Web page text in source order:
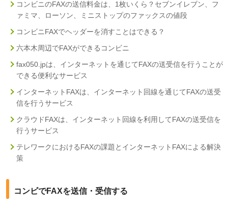
コンビニのFAXの送信料金は、1枚いくら？セブンイレブン、フ
ァミマ、ローソン、ミニストップのファックスの値段
コンビニFAXでヘッダーを消すことはできる？
六本木周辺でFAXができるコンビニ
fax050.jpは、インターネットを通じてFAXの送受信を行うことが
できる便利なサービス
インターネットFAXは、インターネット回線を通じてFAXの送受
信を行うサービス
クラウドFAXは、インターネット回線を利用してFAXの送受信を
行うサービス
テレワークにおけるFAXの課題とインターネットFAXによる解決
策
コンビでFAXを送信・受信する